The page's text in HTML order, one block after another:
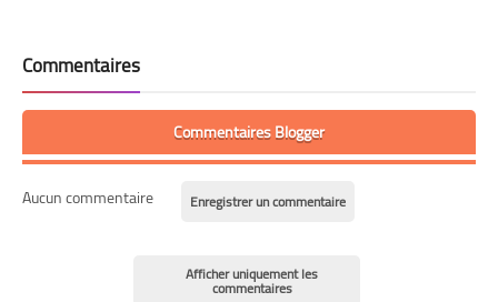
Commentaires
Commentaires Blogger
Aucun commentaire Enregistrer un commentaire
Afficher uniquement les
commentaires